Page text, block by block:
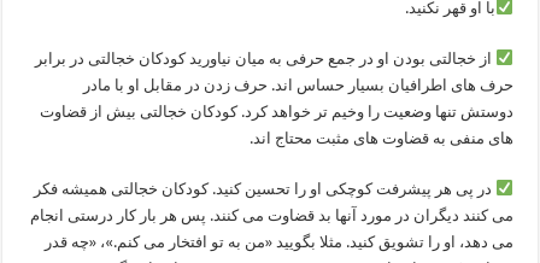
با او قهر نكنيد.
از خجالتی بودن او در جمع حرفی به میان نیاورید کودکان خجالتی در برابر
حرف های اطرافیان بسیار حساس اند. حرف زدن در مقابل او با مادر
دوستش تنها وضعیت را وخیم تر خواهد کرد. کودکان خجالتی بیش از قضاوت
های منفی به قضاوت های مثبت محتاج اند.
در پی هر پیشرفت کوچکی او را تحسین کنید. کودکان خجالتی همیشه فکر
می کنند دیگران در مورد آنها بد قضاوت می کنند. پس هر بار کار درستی انجام
می دهد، او را تشویق کنید. مثلا بگویید «من به تو افتخار می کنم.»، «چه قدر